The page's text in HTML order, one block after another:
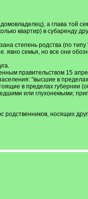
а глава той
квартир) в субаренду
степень родства (по
явно семья, но все они
правительством 15
"высшие в
в пределах губернии
или глухонемыми;
носящих